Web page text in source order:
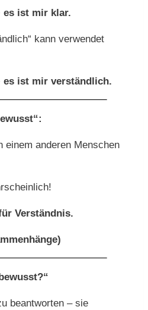
es ist mir klar.
kann verwendet
es ist mir verständlich.
einem anderen Menschen
Verständnis.
beantworten – sie